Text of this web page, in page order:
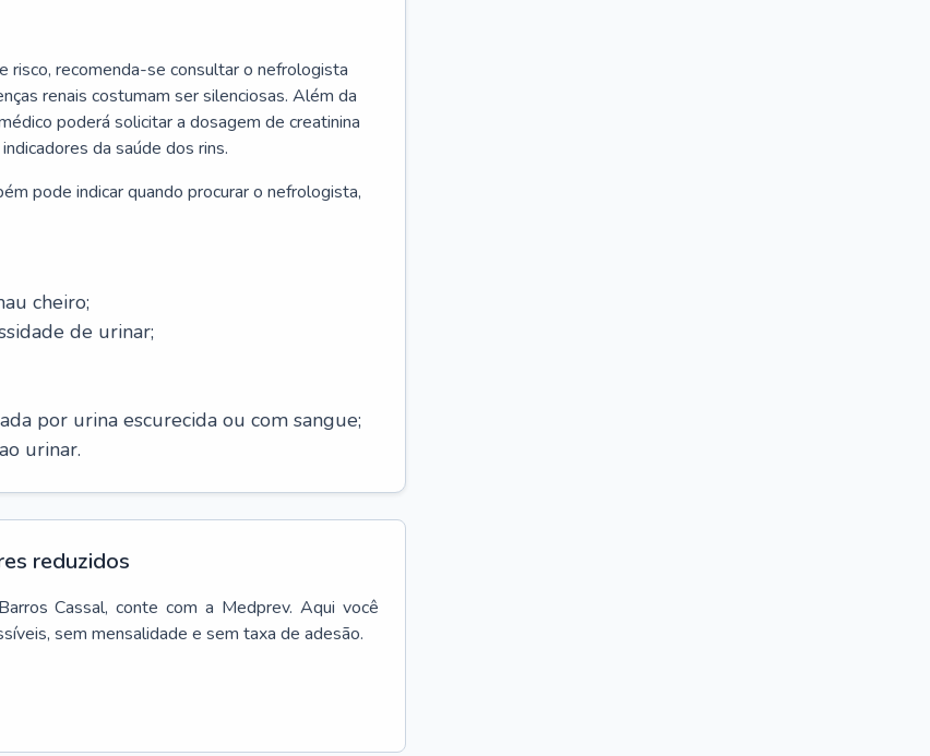
risco, recomenda-se consultar o nefrologista
renais costumam ser silenciosas. Além da
poderá solicitar a dosagem de creatinina
da saúde dos rins.
pode indicar quando procurar o nefrologista,
cheiro;
de urinar;
por urina escurecida ou com sangue;
urinar.
reduzidos
Barros Cassal, conte com a Medprev. Aqui você
sem mensalidade e sem taxa de adesão.